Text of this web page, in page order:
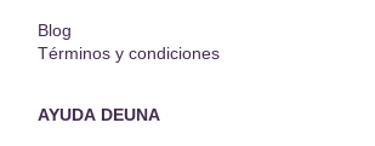
Blog
Términos y condiciones
AYUDA DEUNA